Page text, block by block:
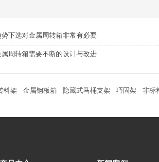
下选对金属周转箱非常有必要
周转箱需要不断的设计与改进
料架 金属钢板箱 隐藏式马桶支架 巧固架 非标